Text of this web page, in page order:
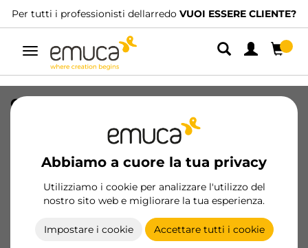
Per tutti i professionisti dellarredo VUOI ESSERE CLIENTE?
Navigazione
Abbiamo a cuore la tua privacy
Utilizziamo i cookie per analizzare l'utilizzo del
nostro sito web e migliorare la tua esperienza.
Impostare i cookie Accettare tutti i cookie
Chiusura con regolazione Push Lite,
lunghezza 70 mm, ammortizzatore,
Tecnoplastica, Bianca
1900015/EAN 8432393298771
Prodotti essenziali
Diventa cliente